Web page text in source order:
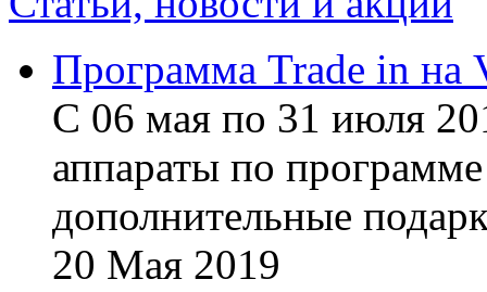
Программа Trade in на
С 06 мая по 31 июля
аппараты по
дополнительные
20 Мая 2019